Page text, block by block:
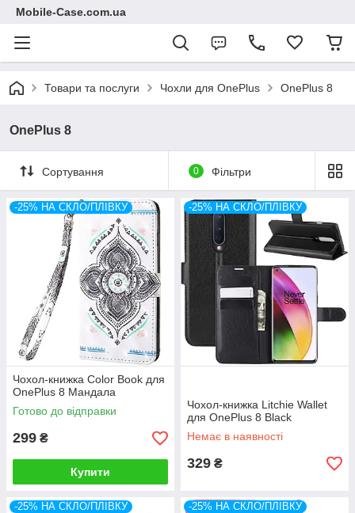
Mobile-Case.com.ua
Товари та послуги Чохли для OnePlus OnePlus 8
OnePlus 8
Сортування 0 Фільтри
-25% НА СКЛО/ПЛІВКУ
Чохол-книжка Color Book для
OnePlus 8 Мандала
Готово до відправки
299 ₴
Купити
-25% НА СКЛО/ПЛІВКУ
Чохол-книжка Litchie Wallet
для OnePlus 8 Black
Немає в наявності
329 ₴
-25% НА СКЛО/ПЛІВКУ -25% НА СКЛО/ПЛІВКУ